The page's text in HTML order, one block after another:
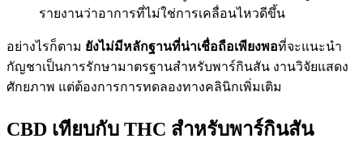
รายงานว่าอาการที่ไม่ใช่การเคลื่อนไหวดีขึ้น
อย่างไรก็ตาม ยังไม่มีหลักฐานที่น่าเชื่อถือเพียงพอที่จะแนะนำ
กัญชาเป็นการรักษามาตรฐานสำหรับพาร์กินสัน งานวิจัยแสดง
ศักยภาพ แต่ต้องการการทดลองทางคลินิกเพิ่มเติม
CBD เทียบกับ THC สำหรับพาร์กินสัน